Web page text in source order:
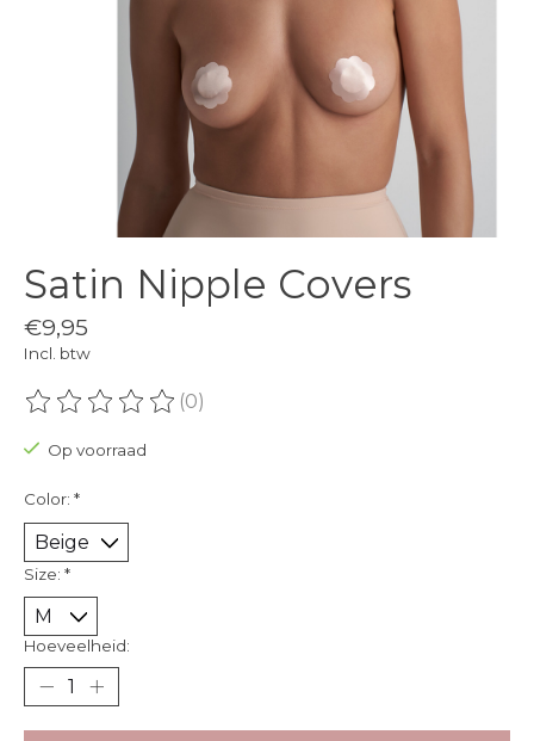
Satin Nipple Covers
€9,95
Incl. btw
De beoordeling van dit product is
(0)
Op voorraad
Color: *
Size: *
Hoeveelheid: